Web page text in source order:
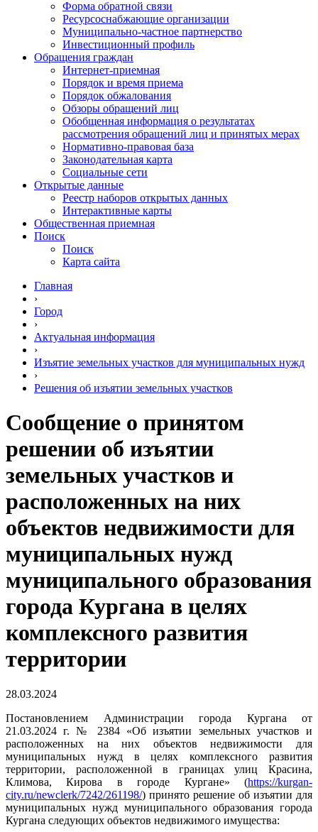
Форма обратной связи
Ресурсоснабжающие организации
Муниципально-частное партнерство
Инвестиционный профиль
Обращения граждан
Интернет-приемная
Порядок и время приема
Порядок обжалования
Обзоры обращений лиц
Обобщенная информация о результатах
рассмотрения обращений лиц и принятых мерах
Нормативно-правовая база
Законодательная карта
Социальные сети
Открытые данные
Реестр наборов открытых данных
Интерактивные карты
Общественная приемная
Поиск
Поиск
Карта сайта
Главная
›
Город
›
Актуальная информация
›
Изъятие земельных участков для муниципальных нужд
›
Решения об изъятии земельных участков
Сообщение о принятом
решении об изъятии
земельных участков и
расположенных на них
объектов недвижимости для
муниципальных нужд
муниципального образования
города Кургана в целях
комплексного развития
территории
28.03.2024
Постановлением Администрации города Кургана от
21.03.2024 г. № 2384 «Об изъятии земельных участков и
расположенных на них объектов недвижимости для
муниципальных нужд в целях комплексного развития
территории, расположенной в границах улиц Красина,
Климова, Кирова в городе Кургане» (https://kurgan-
city.ru/newclerk/7242/261198/) принято решение об изъятии для
муниципальных нужд муниципального образования города
Кургана следующих объектов недвижимого имущества: